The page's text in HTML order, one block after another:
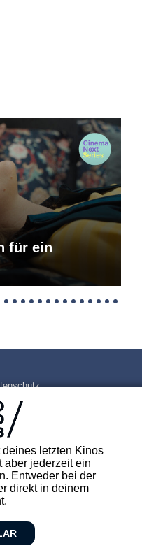
letzten Kinos
aber jederzeit ein
Entweder bei der
direkt in deinem
für ein